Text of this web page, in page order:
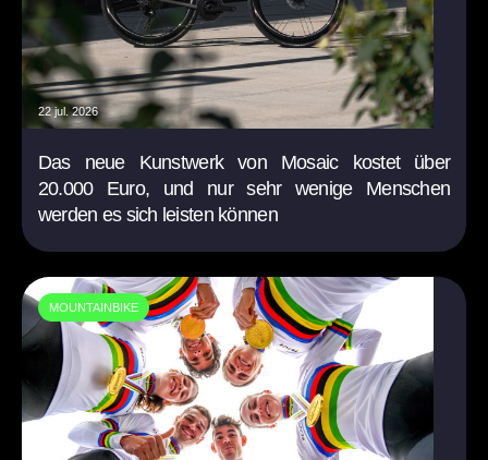
22 jul. 2026
Das neue Kunstwerk von Mosaic kostet über
20.000 Euro, und nur sehr wenige Menschen
werden es sich leisten können
MOUNTAINBIKE